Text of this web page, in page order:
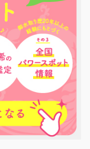
て鑑定予約
おすすめの神社
す。
ジ